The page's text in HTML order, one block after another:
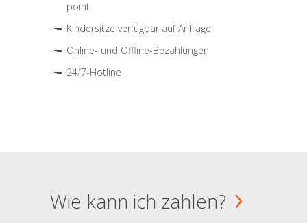
point
Kindersitze verfügbar auf Anfrage
Online- und Offline-Bezahlungen
24/7-Hotline
Wie kann ich zahlen?